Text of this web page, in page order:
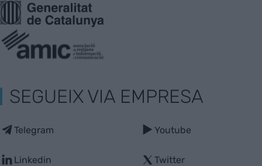
SEGUEIX VIA EMPRESA
Telegram
Linkedin
Youtube
Twitter